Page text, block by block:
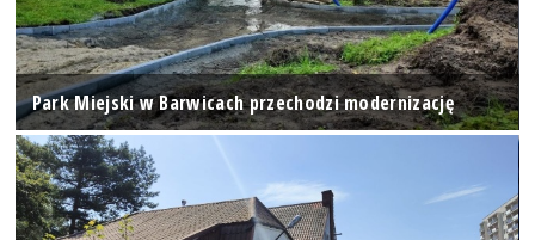
Park Miejski w Barwicach przechodzi modernizację